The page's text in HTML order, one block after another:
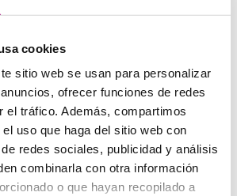
cookies
sitio web se usan para personalizar
ofrecer funciones de redes
el tráfico. Además, compartimos
uso que haga del sitio web con
redes sociales, publicidad y análisis
combinarla con otra información
o que hayan recopilado a
finished my homework, watched a
película y me fui a dormir temprano).
y respuestas sobre hechos
pregunta por una acción concreta,
ocurrió en un momento específico,